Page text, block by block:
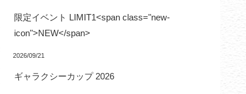
限定イベント LIMIT1<span class="new-
icon">NEW</span>
2026/09/21
ギャラクシーカップ 2026